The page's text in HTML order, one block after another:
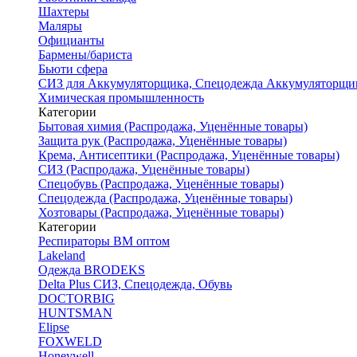
Шахтеры
Маляры
Официанты
Бармены/бариста
Бьюти сфера
СИЗ для Аккумуляторщика, Спецодежда
Химическая промышленность
Категории
Бытовая химия (Распродажа, Уценённые товары)
Защита рук (Распродажа, Уценённые товары)
Крема, Антисептики (Распродажа, Уценённые товары)
СИЗ (Распродажа, Уценённые товары)
Спецобувь (Распродажа, Уценённые товары)
Спецодежда (Распродажа, Уценённые товары)
Хозтовары (Распродажа, Уценённые товары)
Категории
Респираторы ВМ оптом
Lakeland
Одежда BRODEKS
Delta Plus СИЗ, Спецодежда, Обувь
DOCTORBIG
HUNTSMAN
Elipse
FOXWELD